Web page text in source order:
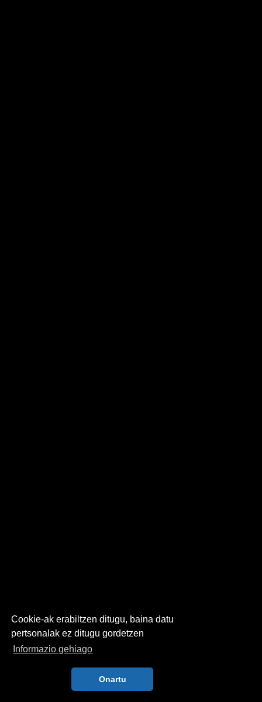
Cookie-ak erabiltzen ditugu, baina datu
pertsonalak ez ditugu gordetzen
Informazio gehiago
Onartu